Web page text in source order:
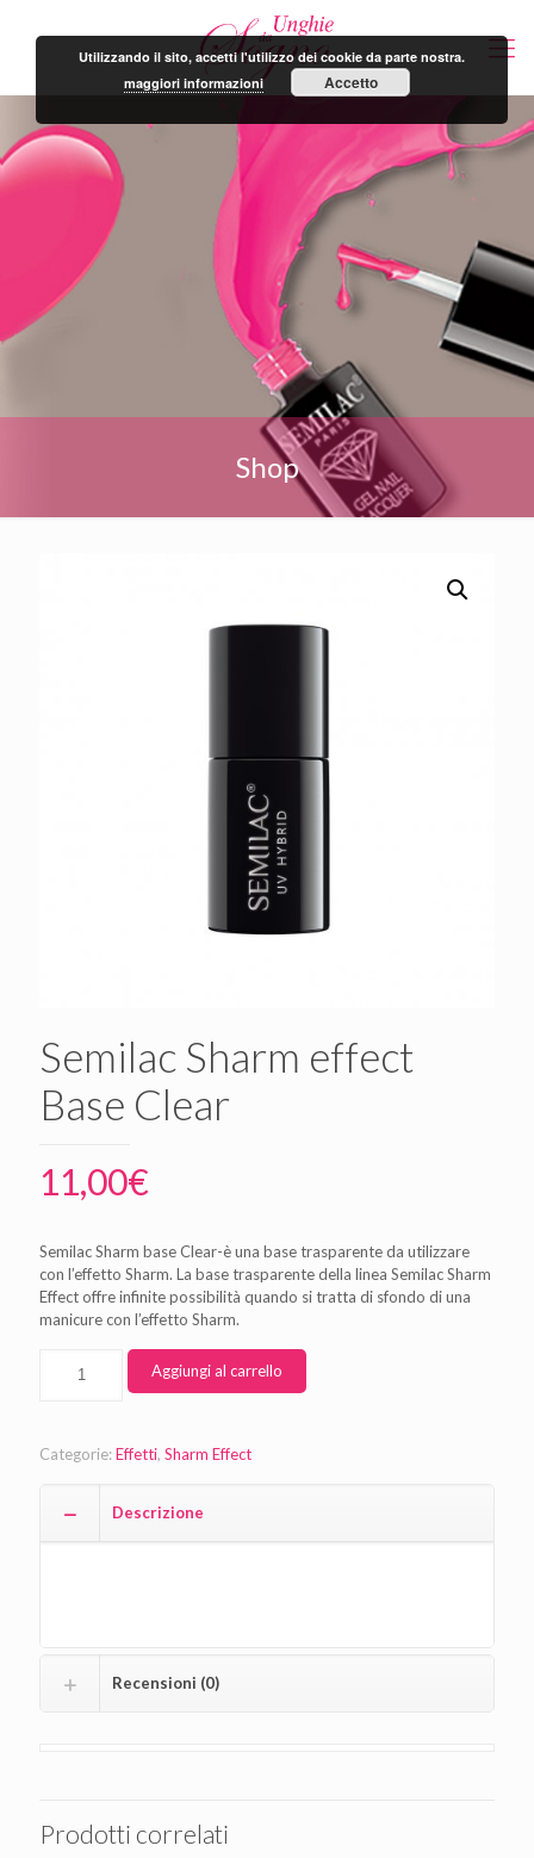
Shop
Semilac Sharm effect
Base Clear
11,00€
Semilac Sharm base Clear-è una base trasparente da utilizzare
con l’effetto Sharm. La base trasparente della linea Semilac Sharm
Effect offre infinite possibilità quando si tratta di sfondo di una
manicure con l’effetto Sharm.
Aggiungi al carrello
Categorie:Effetti, Sharm Effect
Descrizione
Recensioni (0)
Prodotti correlati
Utilizzando il sito, accetti l'utilizzo dei cookie da parte nostra.
maggiori informazioni
Accetto